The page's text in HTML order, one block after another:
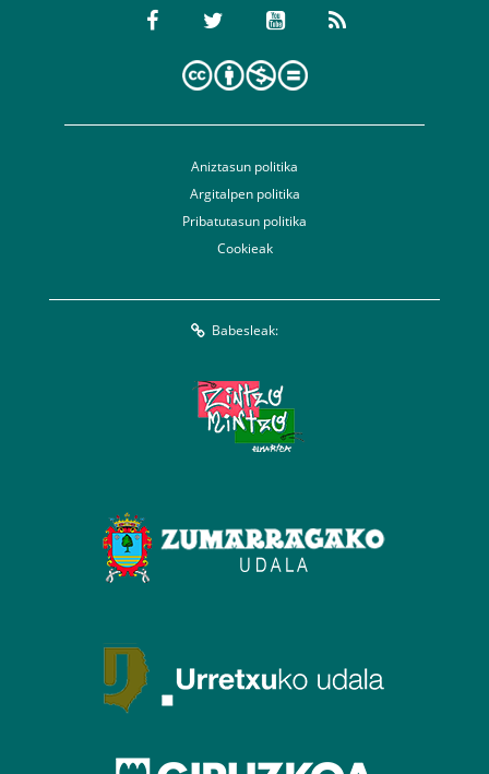
Aniztasun politika
Argitalpen politika
Pribatutasun politika
Cookieak
Babesleak: